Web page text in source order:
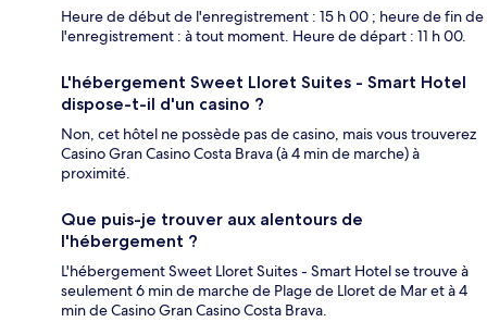
Heure de début de l'enregistrement : 15 h 00 ; heure de fin de
l'enregistrement : à tout moment. Heure de départ : 11 h 00.
L'hébergement Sweet Lloret Suites - Smart Hotel
dispose-t-il d'un casino ?
Non, cet hôtel ne possède pas de casino, mais vous trouverez
Casino Gran Casino Costa Brava (à 4 min de marche) à
proximité.
Que puis-je trouver aux alentours de
l'hébergement ?
L'hébergement Sweet Lloret Suites - Smart Hotel se trouve à
seulement 6 min de marche de Plage de Lloret de Mar et à 4
min de Casino Gran Casino Costa Brava.